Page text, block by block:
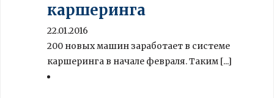
каршеринга
22.01.2016
200 новых машин заработает в системе
каршеринга в начале февраля. Таким [...]